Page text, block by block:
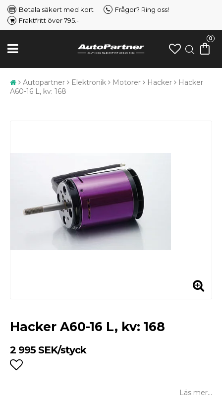
Betala säkert med kort
Frågor? Ring oss!
Fraktfritt över 795.-
0
Autopartner Elektronik Motorer Hacker
Hacker
A60-16 L, kv: 168
Hacker A60-16 L, kv: 168
2 995 SEK/styck
Läs mer...